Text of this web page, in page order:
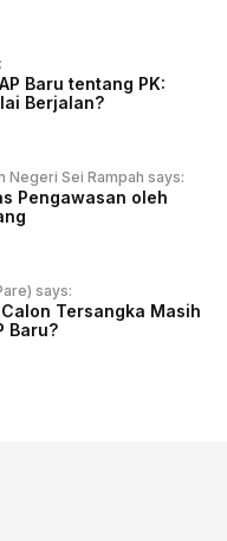
Baru tentang PK:
Berjalan?
Negeri Sei Rampah says:
Pengawasan oleh
says:
Tersangka Masih
Baru?